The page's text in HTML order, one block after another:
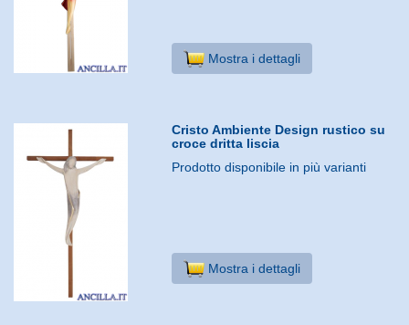
Mostra i dettagli
Cristo Ambiente Design rustico su
croce dritta liscia
Prodotto disponibile in più varianti
Mostra i dettagli